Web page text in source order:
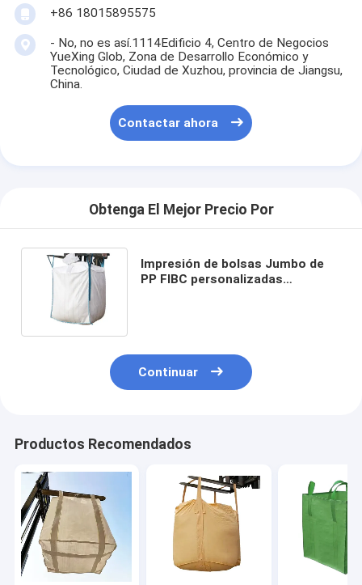
+86 18015895575
- No, no es así.1114Edificio 4, Centro de Negocios
YueXing Glob, Zona de Desarrollo Económico y
Tecnológico, Ciudad de Xuzhou, provincia de Jiangsu,
China.
Contactar ahora
Obtenga El Mejor Precio Por
Impresión de bolsas Jumbo de
PP FIBC personalizadas
Continuar
Productos Recomendados